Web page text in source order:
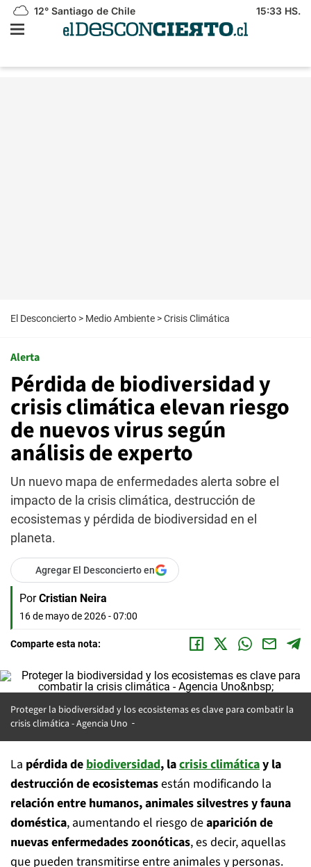
12° Santiago de Chile 15:33 HS.
El Desconcierto > Medio Ambiente >Crisis Climática
Alerta
Pérdida de biodiversidad y
crisis climática elevan riesgo
de nuevos virus según
análisis de experto
Un nuevo mapa de enfermedades alerta sobre el
impacto de la crisis climática, destrucción de
ecosistemas y pérdida de biodiversidad en el
planeta.
Agregar El Desconcierto en
Por Cristian Neira
16 de mayo de 2026 - 07:00
Comparte esta nota:
Proteger la biodiversidad y los ecosistemas es clave para combatir la
crisis climática - Agencia Uno
La pérdida debiodiversidad, lacrisis climáticay la
destrucción de ecosistemasestán modificando la
relación entre humanos, animales silvestres y fauna
doméstica, aumentando el riesgo deaparición de
nuevas enfermedades zoonóticas, es decir, aquellas
que pueden transmitirse entre animales y personas.